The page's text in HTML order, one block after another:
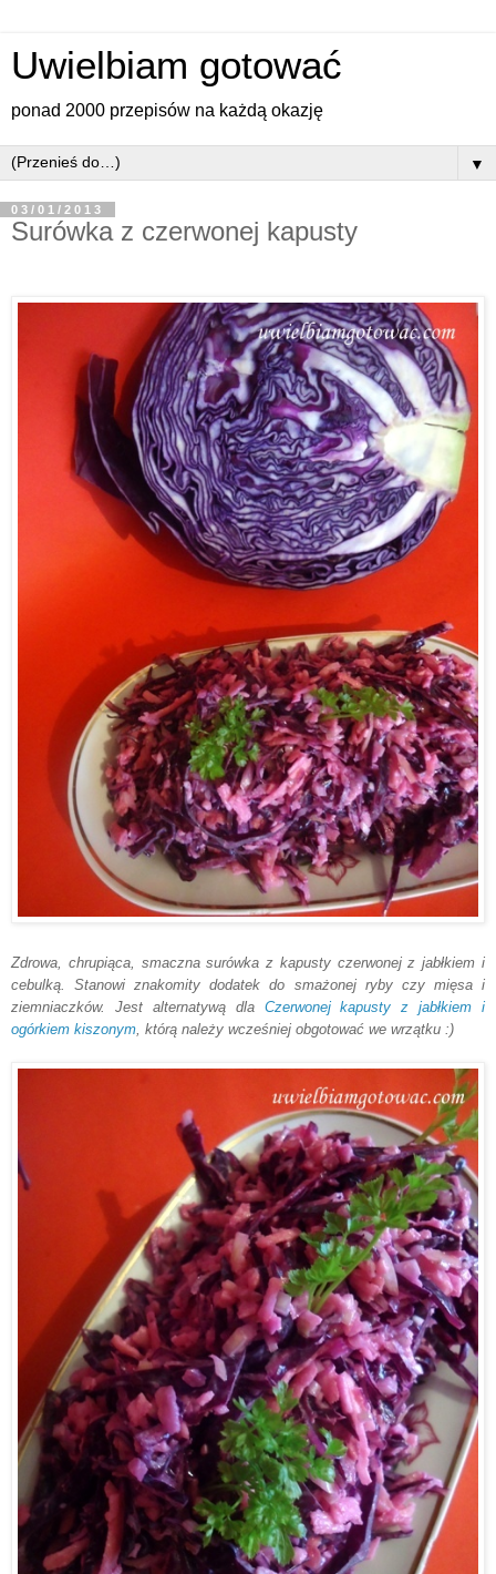
Uwielbiam gotować
ponad 2000 przepisów na każdą okazję
▼
03/01/2013
Surówka z czerwonej kapusty
Zdrowa, chrupiąca, smaczna surówka z kapusty czerwonej z jabłkiem i
cebulką.Stanowi znakomity dodatek do smażonej ryby czy mięsa i
ziemniaczków. Jest alternatywą dla Czerwonejkapusty z jabłkiem i
ogórkiem kiszonym, którą należy wcześniej obgotować we wrzątku :)